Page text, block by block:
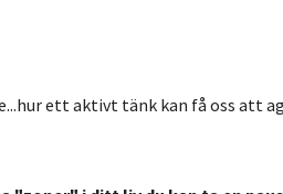
ett aktivt tänk kan få oss att